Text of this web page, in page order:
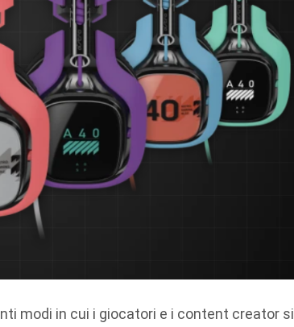
modi in cui i giocatori e i content creator si